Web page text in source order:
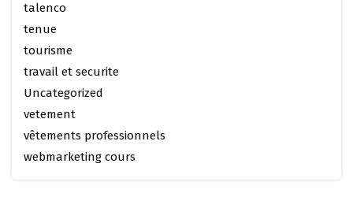
talenco
tenue
tourisme
travail et securite
Uncategorized
vetement
vêtements professionnels
webmarketing cours